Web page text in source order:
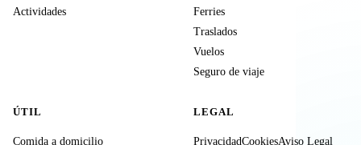
Actividades
Ferries
Traslados
Vuelos
Seguro de viaje
ÚTIL
Comida a domicilio
LEGAL
PrivacidadCookiesAviso Legal